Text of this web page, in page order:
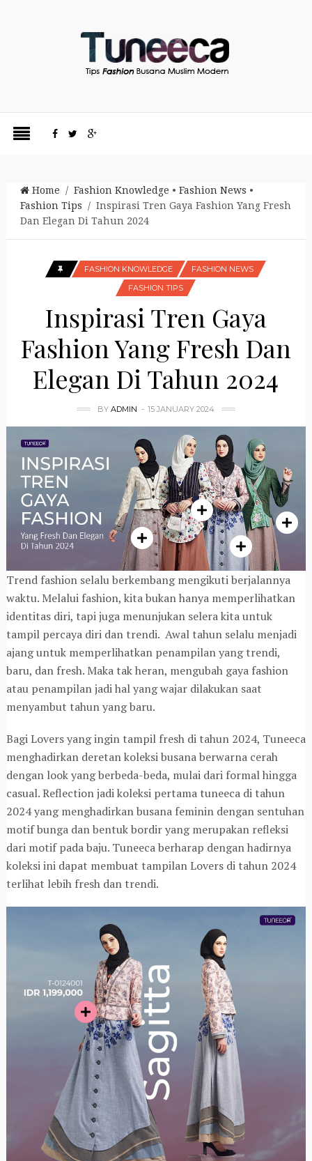
Home / Fashion Knowledge • Fashion News •
Fashion Tips / Inspirasi Tren Gaya Fashion Yang Fresh
Dan Elegan Di Tahun 2024
FASHION KNOWLEDGE
FASHION NEWS
FASHION TIPS
Inspirasi Tren Gaya
Fashion Yang Fresh Dan
Elegan Di Tahun 2024
BY ADMIN 15 JANUARY 2024
Trend fashion selalu berkembang mengikuti berjalannya
waktu. Melalui fashion, kita bukan hanya memperlihatkan
identitas diri, tapi juga menunjukan selera kita untuk
tampil percaya diri dan trendi. Awal tahun selalu menjadi
ajang untuk memperlihatkan penampilan yang trendi,
baru, dan fresh. Maka tak heran, mengubah gaya fashion
atau penampilan jadi hal yang wajar dilakukan saat
menyambut tahun yang baru.
Bagi Lovers yang ingin tampil fresh di tahun 2024, Tuneeca
menghadirkan deretan koleksi busana berwarna cerah
dengan look yang berbeda-beda, mulai dari formal hingga
casual. Reflection jadi koleksi pertama tuneeca di tahun
2024 yang menghadirkan busana feminin dengan sentuhan
motif bunga dan bentuk bordir yang merupakan refleksi
dari motif pada baju. Tuneeca berharap dengan hadirnya
koleksi ini dapat membuat tampilan Lovers di tahun 2024
terlihat lebih fresh dan trendi.